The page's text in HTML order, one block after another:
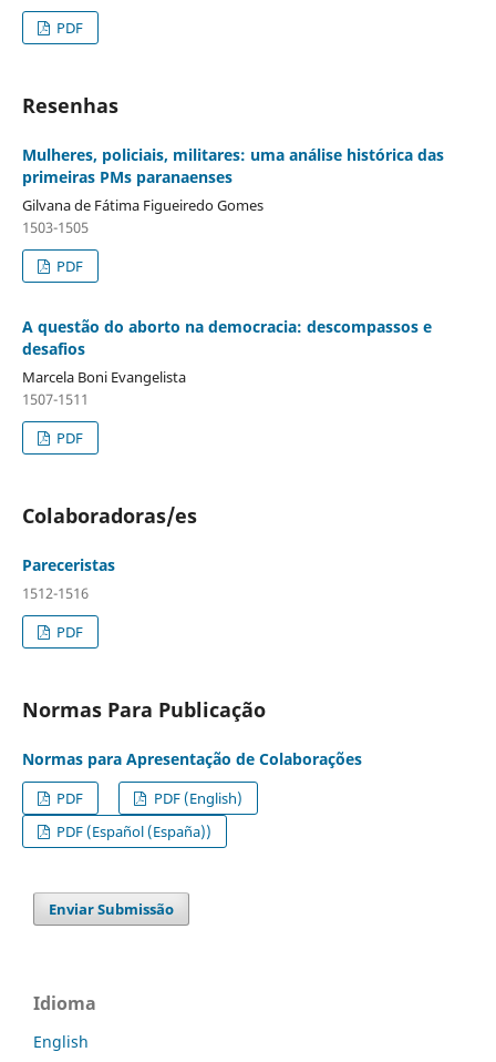
PDF
Resenhas
Mulheres, policiais, militares: uma análise histórica das
primeiras PMs paranaenses
Gilvana de Fátima Figueiredo Gomes
1503-1505
PDF
A questão do aborto na democracia: descompassos e
desafios
Marcela Boni Evangelista
1507-1511
PDF
Colaboradoras/es
Pareceristas
1512-1516
PDF
Normas Para Publicação
Normas para Apresentação de Colaborações
PDF
PDF (English)
PDF (Español (España))
Enviar Submissão
Idioma
English